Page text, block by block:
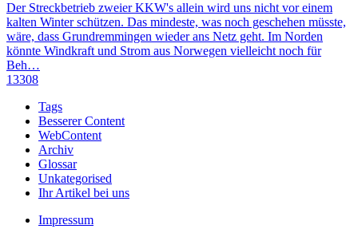
Der Streckbetrieb zweier KKW's allein wird uns nicht vor einem
kalten Winter schützen. Das mindeste, was noch geschehen müsste,
wäre, dass Grundremmingen wieder ans Netz geht. Im Norden
könnte Windkraft und Strom aus Norwegen vielleicht noch für
Beh…
13308
Tags
Besserer Content
WebContent
Archiv
Glossar
Unkategorised
Ihr Artikel bei uns
Impressum